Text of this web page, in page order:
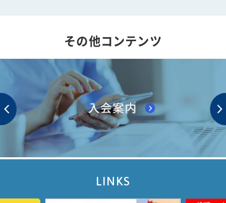
その他コンテンツ
LINKS